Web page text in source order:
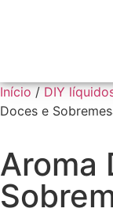
Início/DIY
Doces e
Aroma